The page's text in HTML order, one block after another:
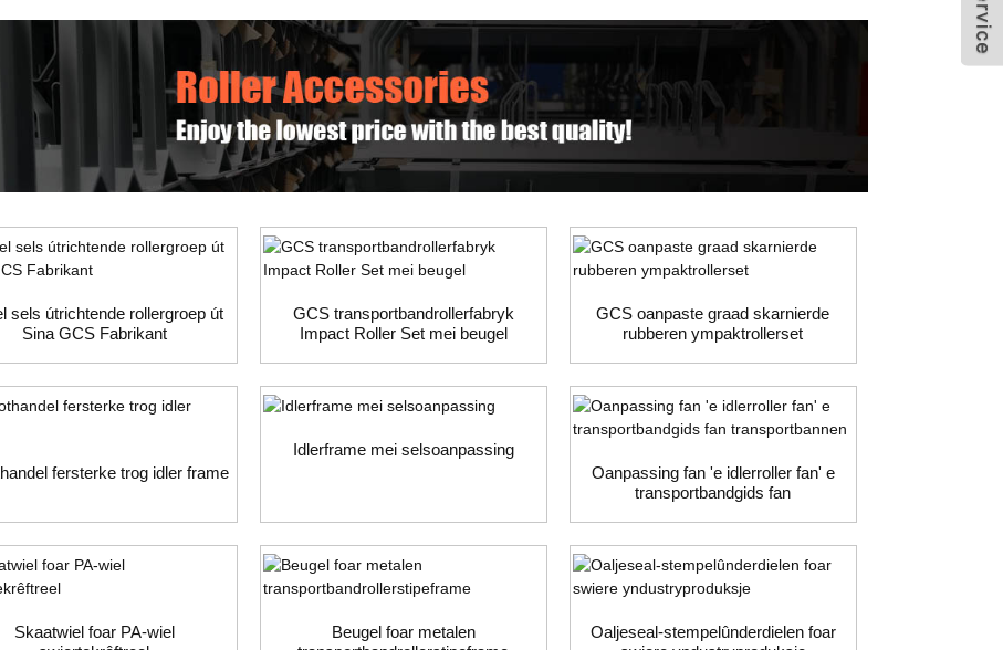
sels útrichtende rollergroep út
Sina GCS Fabrikant
GCS transportbandrollerfabryk
Impact Roller Set mei beugel
GCS oanpaste graad skarnierde
rubberen ympaktrollerset
fersterke trog idler frame
Idlerframe mei selsoanpassing
Oanpassing fan 'e idlerroller fan' e
transportbandgids fan
Skaatwiel foar PA-wiel
Beugel foar metalen
Oaljeseal-stempelûnderdielen foar